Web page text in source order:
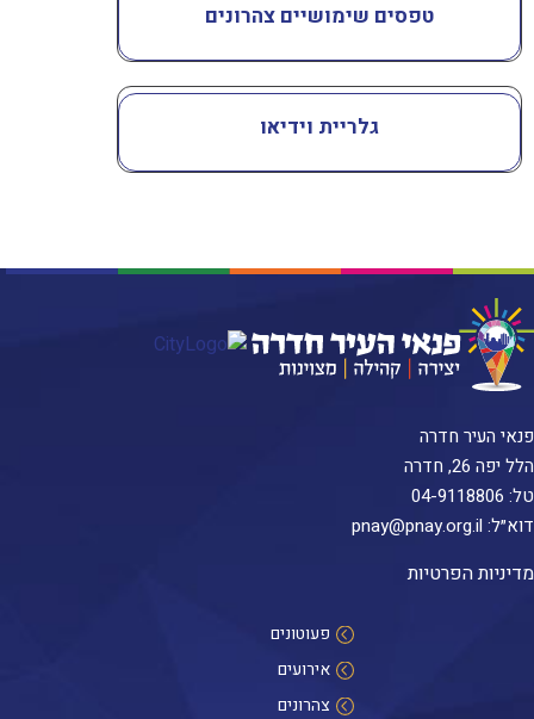
טפסים שימושיים צהרונים
גלריית וידיאו
פנאי העיר חדרה
הלל יפה 26, חדרה
טל: 04-9118806
דוא״ל: pnay@pnay.org.il
מדיניות הפרטיות
פעוטונים
אירועים
צהרונים